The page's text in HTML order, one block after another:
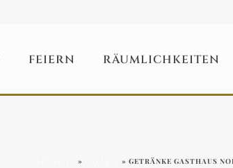
FEIERN RÄUMLICHKEITEN
» » GETRÄNKE GASTHAUS